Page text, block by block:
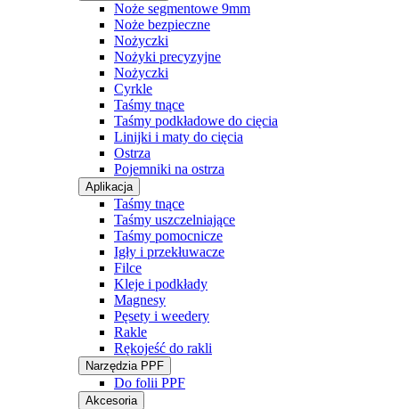
Noże segmentowe 9mm
Noże bezpieczne
Nożyczki
Nożyki precyzyjne
Nożyczki
Cyrkle
Taśmy tnące
Taśmy podkładowe do cięcia
Linijki i maty do cięcia
Ostrza
Pojemniki na ostrza
Aplikacja
Taśmy tnące
Taśmy uszczelniające
Taśmy pomocnicze
Igły i przekłuwacze
Filce
Kleje i podkłady
Magnesy
Pęsety i weedery
Rakle
Rękojeść do rakli
Narzędzia PPF
Do folii PPF
Akcesoria